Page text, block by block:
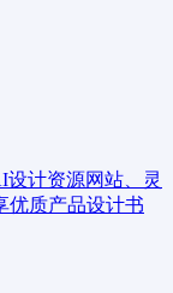
计资源网站、灵
优质产品设计书